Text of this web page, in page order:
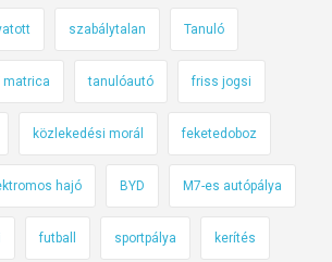
szabálytalan Tanuló
matrica tanulóautó friss jogsi
közlekedési morál feketedoboz
hajó BYD M7-es autópálya
futball sportpálya kerítés